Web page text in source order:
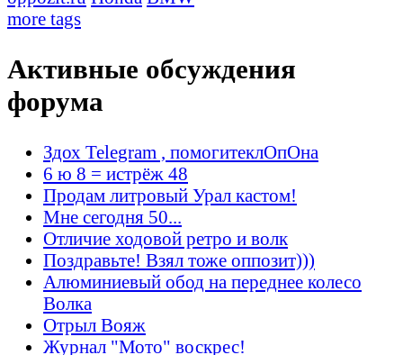
more tags
Активные обсуждения
форума
Здох Telegram , помогитеклОпОна
6 ю 8 = истрёж 48
Продам литровый Урал кастом!
Мне сегодня 50...
Отличие ходовой ретро и волк
Поздравьте! Взял тоже оппозит)))
Алюминиевый обод на переднее колесо
Волка
Отрыл Вояж
Журнал "Мото" воскрес!